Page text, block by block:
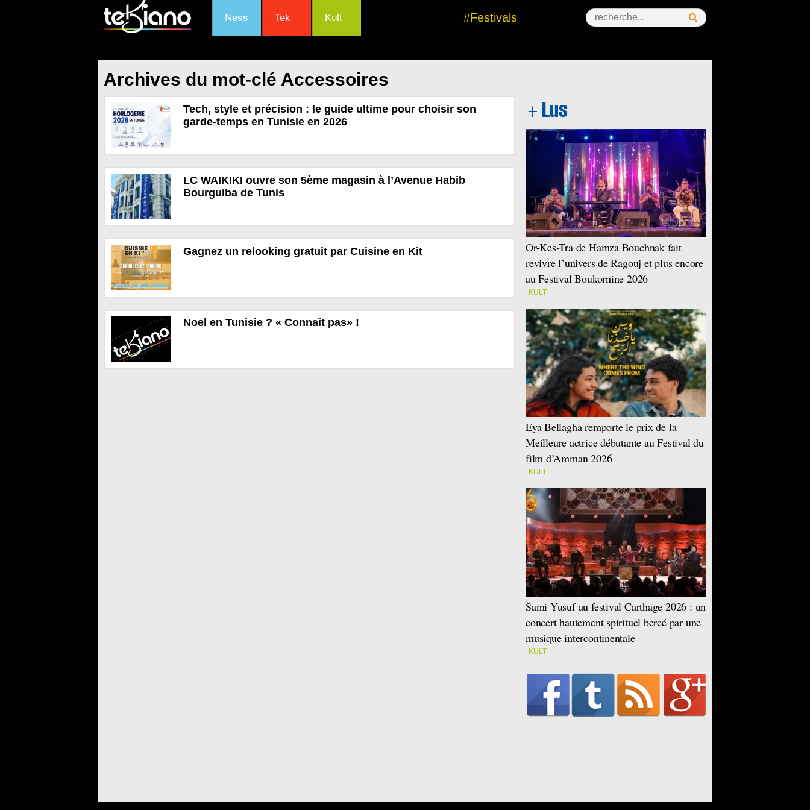
Ness Tek Kult #Festivals
Archives du mot-clé Accessoires
Tech, style et précision : le guide ultime pour choisir son
garde-temps en Tunisie en 2026
LC WAIKIKI ouvre son 5ème magasin à l’Avenue Habib
Bourguiba de Tunis
Gagnez un relooking gratuit par Cuisine en Kit
Noel en Tunisie ? « Connaît pas» !
Or-Kes-Tra de Hamza Bouchnak fait
revivre l’univers de Ragouj et plus encore
au Festival Boukornine 2026
KULT
Eya Bellagha remporte le prix de la
Meilleure actrice débutante au Festival du
film d’Amman 2026
KULT
Sami Yusuf au festival Carthage 2026 : un
concert hautement spirituel bercé par une
musique intercontinentale
KULT